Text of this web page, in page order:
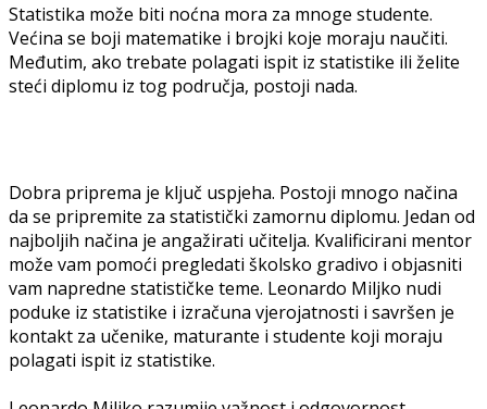
Statistika može biti noćna mora za mnoge studente.
Većina se boji matematike i brojki koje moraju naučiti.
Međutim, ako trebate polagati ispit iz statistike ili želite
steći diplomu iz tog područja, postoji nada.
Dobra priprema je ključ uspjeha. Postoji mnogo načina
da se pripremite za statistički zamornu diplomu. Jedan od
najboljih načina je angažirati učitelja. Kvalificirani mentor
može vam pomoći pregledati školsko gradivo i objasniti
vam napredne statističke teme. Leonardo Miljko nudi
poduke iz statistike i izračuna vjerojatnosti i savršen je
kontakt za učenike, maturante i studente koji moraju
polagati ispit iz statistike.